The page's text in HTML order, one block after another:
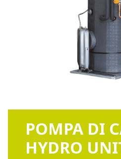
POMPA DI
HYDRO